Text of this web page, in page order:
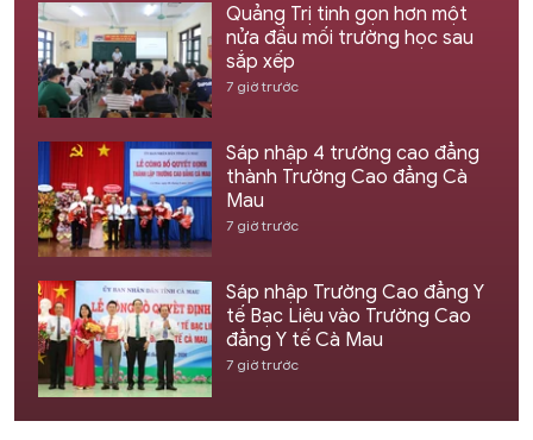
Quảng Trị tinh gọn hơn một
nửa đầu mối trường học sau
sắp xếp
7 giờ trước
Sáp nhập 4 trường cao đẳng
thành Trường Cao đẳng Cà
Mau
7 giờ trước
Sáp nhập Trường Cao đẳng Y
tế Bạc Liêu vào Trường Cao
đẳng Y tế Cà Mau
7 giờ trước